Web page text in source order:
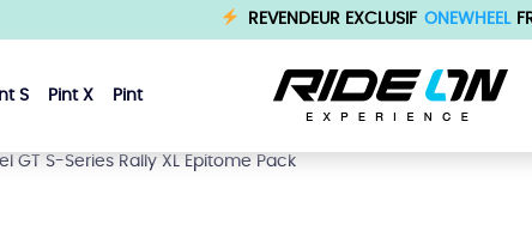
REVENDEUR EXCLUSIF ONEWHEEL
S Pint X Pint
GT S-Series Rally XL Epitome Pack